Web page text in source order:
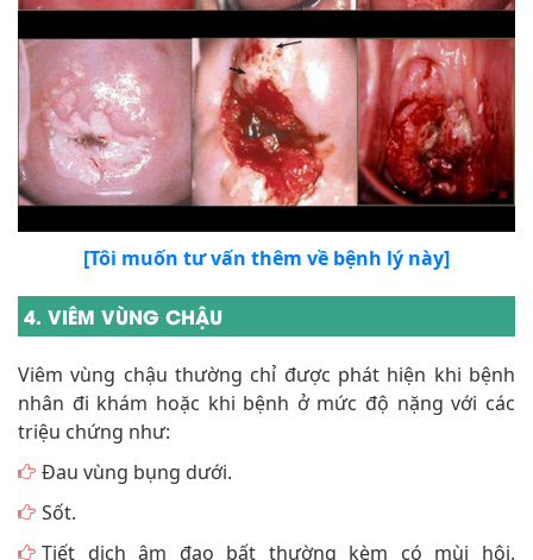
[Tôi muốn tư vấn thêm về bệnh lý này]
4. VIÊM VÙNG CHẬU
Viêm vùng chậu thường chỉ được phát hiện khi bệnh
nhân đi khám hoặc khi bệnh ở mức độ nặng với các
triệu chứng như:
Đau vùng bụng dưới.
Sốt.
Tiết dịch âm đạo bất thường kèm có mùi hôi.